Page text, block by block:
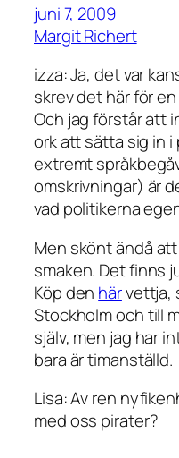
juni 7, 2009
Margit Richert
izza: Ja, det var
skrev det här för
Och jag förstår att
ork att sätta sig in i
extremt
omskrivningar) är
vad politikerna
Men skönt ändå
smaken. Det finns
Köp den härvettja,
Stockholm och till
själv, men jag har
bara är timanställd.
Lisa: Av ren
med oss pirater?